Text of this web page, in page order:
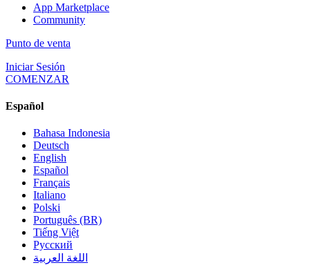
App Marketplace
Community
Punto de venta
Iniciar Sesión
COMENZAR
Español
Bahasa Indonesia
Deutsch
English
Español
Français
Italiano
Polski
Português (BR)
Tiếng Việt
Русский
اللغة العربية